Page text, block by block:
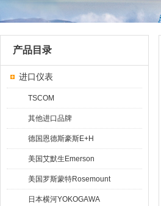
产品目录
进口仪表
TSCOM
其他进口品牌
德国恩德斯豪斯E+H
美国艾默生Emerson
美国罗斯蒙特Rosemount
日本横河YOKOGAWA